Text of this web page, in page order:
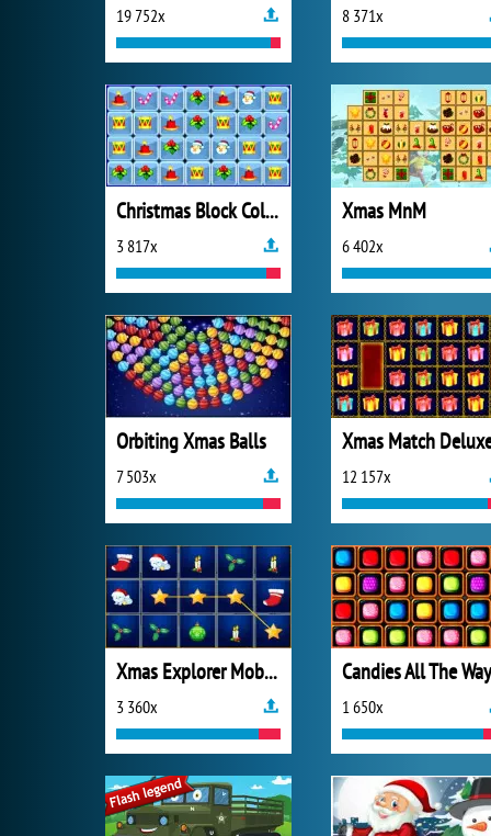
19 752x 8 371x
Christmas Block Collapse
3 817x
Xmas MnM
6 402x
Orbiting Xmas Balls
7 503x
Xmas Match
12 157x
Xmas Explorer Mobile
3 360x
Candies All The Way
1 650x